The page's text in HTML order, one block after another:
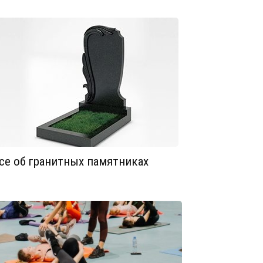
об гранитных памятниках